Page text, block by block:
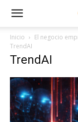
Inicio
El negocio
TrendAI
TrendAI